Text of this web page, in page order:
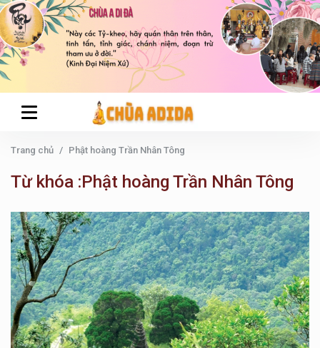
Trang chủ Phật hoàng Trần Nhân Tông
Từ khóa :Phật hoàng Trần Nhân Tông